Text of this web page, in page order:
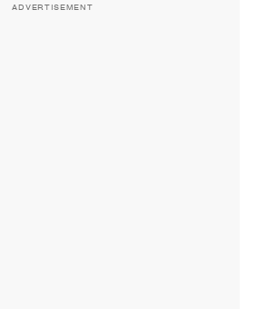
ADVERTISEMENT